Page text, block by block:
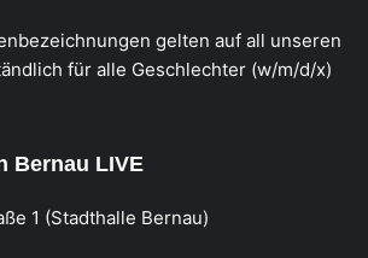
gelten auf all unseren
für alle Geschlechter (w/m/d/x)
Bernau LIVE
1 (Stadthalle Bernau)